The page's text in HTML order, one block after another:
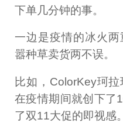
下单几分钟的事。
一边是疫情的冰火
嚣种草卖货两不误。
比如，ColorKey珂
在疫情期间就创下了
了双11大促的即视感。